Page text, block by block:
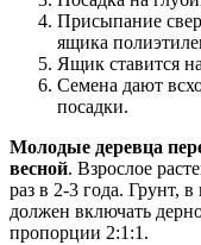
Присыпание
ящика
Ящик ставится
Семена дают
посадки.
Молодые деревца
весной. Взрослое
раз в 2-3 года. Грунт,
должен включать
пропорции 2:1:1.